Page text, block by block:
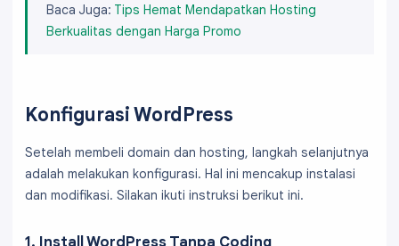
Baca Juga: Tips Hemat Mendapatkan Hosting
Berkualitas dengan Harga Promo
Konfigurasi WordPress
Setelah membeli domain dan hosting, langkah selanjutnya
adalah melakukan konfigurasi. Hal ini mencakup instalasi
dan modifikasi. Silakan ikuti instruksi berikut ini.
1. Install WordPress Tanpa Coding